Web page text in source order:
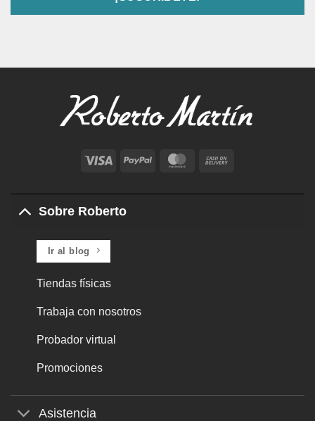
Visa PayPal MasterCard
Delivery
Sobre Roberto
Ir al blog
Tiendas físicas
Trabaja con nosotros
Probador virtual
Promociones
Asistencia